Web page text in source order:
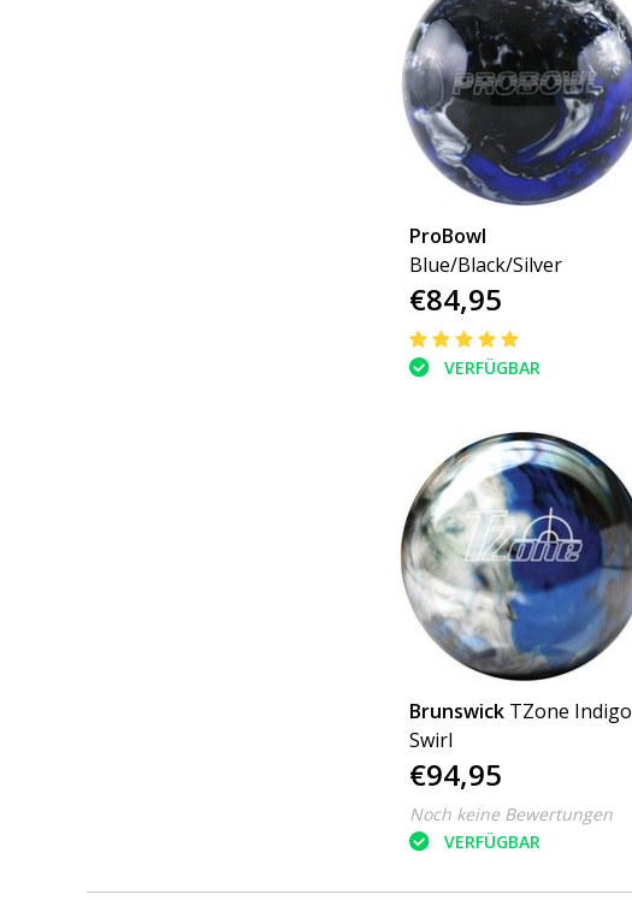
ProBowl
Blue/Black/Silver
€84,95
VERFÜGBAR
Brunswick TZone Indigo
Swirl
€94,95
Noch keine Bewertungen
VERFÜGBAR